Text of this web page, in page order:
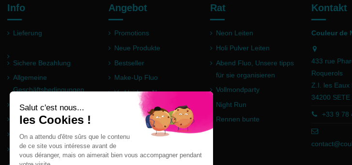
Info
Lieferung
Sichere Bezahlung
Allgemeine
Geschäftsbedingungen
Impressum
Häufig gestellte Fragen
Partner
Seitenverzeichnis
Angebot
Promotions
Neue Produkte
Bestseller
Make-Up Fluo
Verkleidung Neon
Pulver Holi
Rat
Neon Leiten
Holi Pulver Leiten
Abend Fluo, Unsere tipps
für sie organisieren
Vollmondparty
Night Run
Rennen bunte
Kontakt
Couleur de
433 rue
Roquerols
Z.I. les Eaux
34200 SETE
+33 9 78